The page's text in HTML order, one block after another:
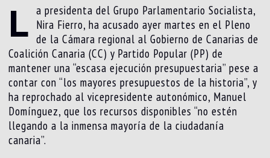
L a presidenta del Grupo Parlamentario Socialista,
Nira Fierro, ha acusado ayer martes en el Pleno
de la Cámara regional al Gobierno de Canarias de
Coalición Canaria (CC) y Partido Popular (PP) de
mantener una “escasa ejecución presupuestaria” pese a
contar con “los mayores presupuestos de la historia”, y
ha reprochado al vicepresidente autonómico, Manuel
Domínguez, que los recursos disponibles “no estén
llegando a la inmensa mayoría de la ciudadanía
canaria”.